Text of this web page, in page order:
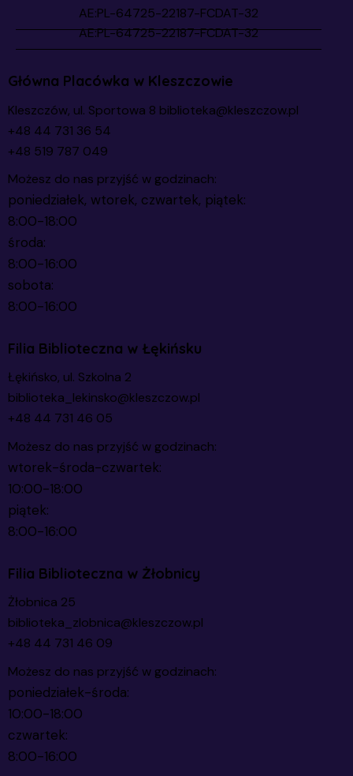
Główna Placówka w Kleszczowie
Kleszczów, ul. Sportowa 8 biblioteka@kleszczow.pl
+48 44 731 36 54
+48 519 787 049
Możesz do nas przyjść w godzinach:
poniedziałek, wtorek, czwartek, piątek:
8:00-18:00
środa:
8:00-16:00
sobota:
8:00-16:00
Filia Biblioteczna w Łękińsku
Łękińsko, ul. Szkolna 2
biblioteka_lekinsko@kleszczow.pl
+48 44 731 46 05
Możesz do nas przyjść w godzinach:
wtorek-środa-czwartek:
10:00-18:00
piątek:
8:00-16:00
Filia Biblioteczna w Żłobnicy
Żłobnica 25
biblioteka_zlobnica@kleszczow.pl
+48 44 731 46 09
Możesz do nas przyjść w godzinach:
poniedziałek-środa:
10:00-18:00
czwartek:
8:00-16:00